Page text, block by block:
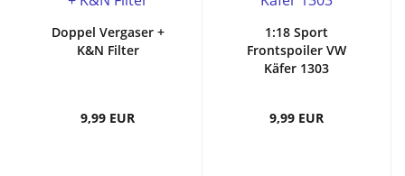
Doppel Vergaser +
K&N Filter
9,99 EUR
1:18 Sport
Frontspoiler VW
Käfer 1303
9,99 EUR